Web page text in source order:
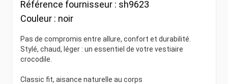
Référence fournisseur : sh9623
Couleur : noir
Pas de compromis entre allure, confort et durabilité.
Stylé, chaud, léger : un essentiel de votre vestiaire
crocodile.
Classic fit, aisance naturelle au corps